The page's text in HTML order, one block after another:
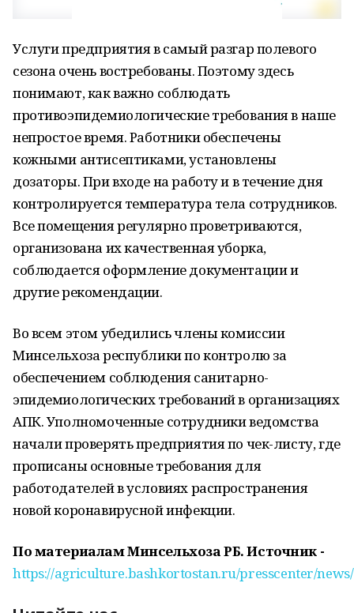
Услуги предприятия в самый разгар полевого
сезона очень востребованы. Поэтому здесь
понимают, как важно соблюдать
противоэпидемиологические требования в наше
непростое время. Работники обеспечены
кожными антисептиками, установлены
дозаторы. При входе на работу и в течение дня
контролируется температура тела сотрудников.
Все помещения регулярно проветриваются,
организована их качественная уборка,
соблюдается оформление документации и
другие рекомендации.
Во всем этом убедились члены комиссии
Минсельхоза республики по контролю за
обеспечением соблюдения санитарно-
эпидемиологических требований в организациях
АПК. Уполномоченные сотрудники ведомства
начали проверять предприятия по чек-листу, где
прописаны основные требования для
работодателей в условиях распространения
новой коронавирусной инфекции.
По материалам Минсельхоза РБ. Источник -
https://agriculture.bashkortostan.ru/presscenter/